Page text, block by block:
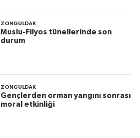
ZONGULDAK
Muslu-Filyos tünellerinde son
durum
ZONGULDAK
Gençlerden orman yangını sonrası
moral etkinliği